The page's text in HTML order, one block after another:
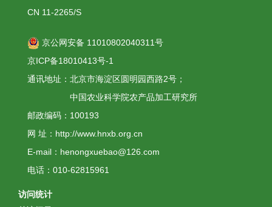
CN 11-2265/S
京公网安备 11010802040311号
京ICP备18010413号-1
通讯地址：北京市海淀区圆明园西路2号；
中国农业科学院农产品加工研究所
邮政编码：100193
网 址：http://www.hnxb.org.cn
E-mail：henongxuebao@126.com
电话：010-62815961
访问统计